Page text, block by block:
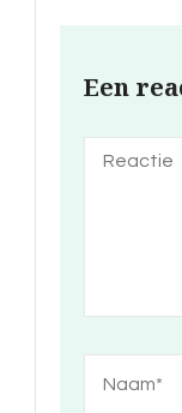
Een